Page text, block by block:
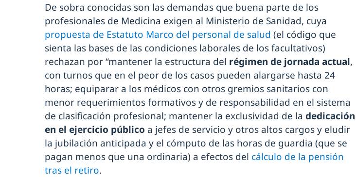
De sobra conocidas son las demandas que buena parte de los
profesionales de Medicina exigen al Ministerio de Sanidad, cuya
propuesta de Estatuto Marco del personal de salud (el código que
sienta las bases de las condiciones laborales de los facultativos)
rechazan por “mantener la estructura del régimen de jornada actual,
con turnos que en el peor de los casos pueden alargarse hasta 24
horas; equiparar a los médicos con otros gremios sanitarios con
menor requerimientos formativos y de responsabilidad en el sistema
de clasificación profesional; mantener la exclusividad de la dedicación
en el ejercicio público a jefes de servicio y otros altos cargos y eludir
la jubilación anticipada y el cómputo de las horas de guardia (que se
pagan menos que una ordinaria) a efectos del cálculo de la pensión
tras el retiro.